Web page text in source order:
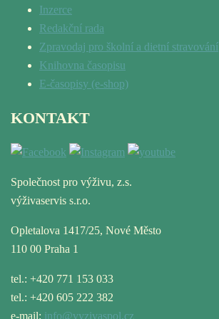
Inzerce
Redakční rada
Zpravodaj pro školní a dietní stravování
Knihovna časopisu
E-časopisy (e-shop)
KONTAKT
Společnost pro výživu, z.s.
výživaservis s.r.o.
Opletalova 1417/25, Nové Město
110 00 Praha 1
tel.: +420 771 153 033
tel.: +420 605 222 382
e-mail: info@vyzivaspol.cz